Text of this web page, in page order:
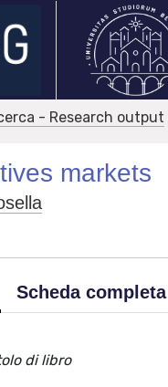
- Research output
markets
Scheda completa
di libro